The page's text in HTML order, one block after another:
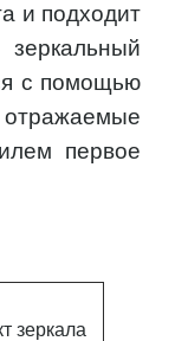
и подходит
с помощью
первое
зеркала